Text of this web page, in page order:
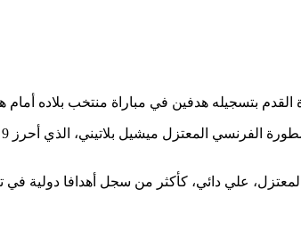
في مباراة منتخب بلاده أمام هنغاريا (3-0) التي جمعتهما اليوم